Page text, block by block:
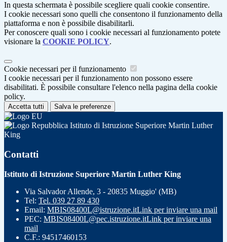
In questa schermata è possibile scegliere quali cookie consentire.
I cookie necessari sono quelli che consentono il funzionamento della
piattaforma e non è possibile disabilitarli.
Per conoscere quali sono i cookie necessari al funzionamento potete
visionare la COOKIE POLICY.
Cookie necessari per il funzionamento
I cookie necessari per il funzionamento non possono essere
disabilitati. È possibile consultare l'elenco nella pagina della cookie
policy.
Accetta tutti Salva le preferenze
Istituto di Istruzione Superiore Martin Luther
King
Contatti
Istituto di Istruzione Superiore Martin Luther King
Via Salvador Allende, 3 - 20835 Muggio' (MB)
Tel: Tel. 039 27 89 430
Email: MBIS08400L@istruzione.itLink per inviare una mail
PEC: MBIS08400L@pec.istruzione.itLink per inviare una
mail
C.F.: 94517460153